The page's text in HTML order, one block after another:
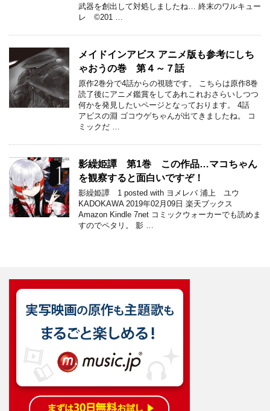
武器を創出して対処しましたね… 終末のワルキュー
レ ©201 …
メイドインアビス アニメ版も参考にしち
ゃおうの巻 第４～７話
原作2巻分で4話からの視聴です。 こちらは原作8巻
読了後にアニメ鑑賞をしてあれこれおさらいしつつ
何かを発見したいページとなっております。 4話
アビスの淵 ゴコウゲちゃんが出てきましたね。 コ
ミックだ …
影繰姫譚 第1巻 この作品…マコちゃん
を観察すると面白いですぞ！
影繰姫譚 1 posted with ヨメレバ 浦上 ユウ
KADOKAWA 2019年02月09日 楽天ブックス
Amazon Kindle 7net コミックウォーカーでも読めま
すのでペタリ。 影 …